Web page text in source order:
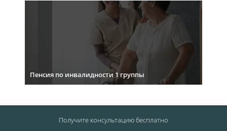
Пенсия по инвалидности 1 группы
Получите консультациюбесплатно